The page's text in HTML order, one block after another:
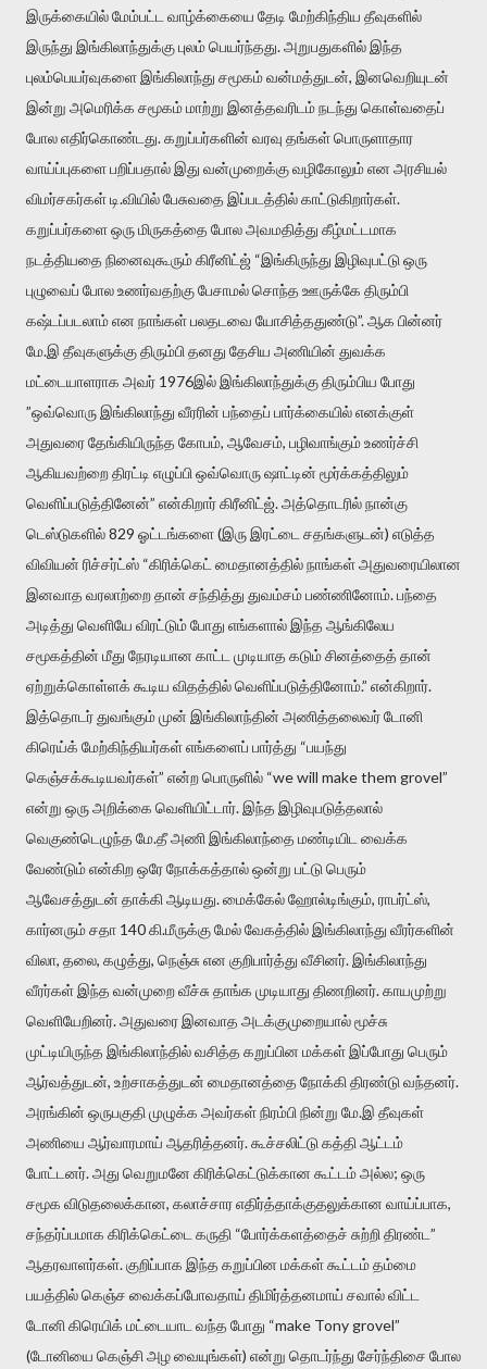
இருக்கையில் மேம்பட்ட வாழ்க்கையை தேடி மேற்கிந்திய தீவுகளில்
இருந்து இங்கிலாந்துக்கு புலம் பெயர்ந்தது. அறுபதுகளில் இந்த
புலம்பெயர்வுகளை இங்கிலாந்து சமூகம் வன்மத்துடன், இனவெறியுடன்
இன்று அமெரிக்க சமூகம் மாற்று இனத்தவரிடம் நடந்து கொள்வதைப்
போல எதிர்கொண்டது. கறுப்பர்களின் வரவு தங்கள் பொருளாதார
வாய்ப்புகளை பறிப்பதால் இது வன்முறைக்கு வழிகோலும் என அரசியல்
விமர்சகர்கள் டி.வியில் பேசுவதை இப்படத்தில் காட்டுகிறார்கள்.
கறுப்பர்களை ஒரு மிருகத்தை போல அவமதித்து கீழ்மட்டமாக
நடத்தியதை நினைவுகூரும் கிரீனிட்ஜ் “இங்கிருந்து இழிவுபட்டு ஒரு
புழுவைப் போல உணர்வதற்கு பேசாமல் சொந்த ஊருக்கே திரும்பி
கஷ்டப்படலாம் என நாங்கள் பலதடவை யோசித்ததுண்டு”. ஆக பின்னர்
மே.இ தீவுகளுக்கு திரும்பி தனது தேசிய அணியின் துவக்க
மட்டையாளராக அவர் 1976இல் இங்கிலாந்துக்கு திரும்பிய போது
”ஒவ்வொரு இங்கிலாந்து வீரரின் பந்தைப் பார்க்கையில் எனக்குள்
அதுவரை தேங்கியிருந்த கோபம், ஆவேசம், பழிவாங்கும் உணர்ச்சி
ஆகியவற்றை திரட்டி எழுப்பி ஒவ்வொரு ஷாட்டின் மூர்க்கத்திலும்
வெளிப்படுத்தினேன்” என்கிறார் கிரீனிட்ஜ். அத்தொடரில் நான்கு
டெஸ்டுகளில் 829 ஓட்டங்களை (இரு இரட்டை சதங்களுடன்) எடுத்த
விவியன் ரிச்சர்ட்ஸ் “கிரிக்கெட் மைதானத்தில் நாங்கள் அதுவரையிலான
இனவாத வரலாற்றை தான் சந்தித்து துவம்சம் பண்ணினோம். பந்தை
அடித்து வெளியே விரட்டும் போது எங்களால் இந்த ஆங்கிலேய
சமூகத்தின் மீது நேரடியான காட்ட முடியாத கடும் சினத்தைத் தான்
ஏற்றுக்கொள்ளக் கூடிய விதத்தில் வெளிப்படுத்தினோம்.” என்கிறார்.
இத்தொடர் துவங்கும் முன் இங்கிலாந்தின் அணித்தலைவர் டோனி
கிரெய்க் மேற்கிந்தியர்கள் எங்களைப் பார்த்து “பயந்து
கெஞ்சக்கூடியவர்கள்” என்ற பொருளில் “we will make them grovel”
என்று ஒரு அறிக்கை வெளியிட்டார். இந்த இழிவுபடுத்தலால்
வெகுண்டெழுந்த மே.தீ அணி இங்கிலாந்தை மண்டியிட வைக்க
வேண்டும் என்கிற ஒரே நோக்கத்தால் ஒன்று பட்டு பெரும்
ஆவேசத்துடன் தாக்கி ஆடியது. மைக்கேல் ஹோல்டிங்கும், ராபர்ட்ஸ்,
கார்னரும் சதா 140 கி.மீருக்கு மேல் வேகத்தில் இங்கிலாந்து வீரர்களின்
விலா, தலை, கழுத்து, நெஞ்சு என குறிபார்த்து வீசினர். இங்கிலாந்து
வீரர்கள் இந்த வன்முறை வீச்சு தாங்க முடியாது திணறினர். காயமுற்று
வெளியேறினர். அதுவரை இனவாத அடக்குமுறையால் மூச்சு
முட்டியிருந்த இங்கிலாந்தில் வசித்த கறுப்பின மக்கள் இப்போது பெரும்
ஆர்வத்துடன், உற்சாகத்துடன் மைதானத்தை நோக்கி திரண்டு வந்தனர்.
அரங்கின் ஒருபகுதி முழுக்க அவர்கள் நிரம்பி நின்று மே.இ தீவுகள்
அணியை ஆர்வாரமாய் ஆதரித்தனர். கூச்சலிட்டு கத்தி ஆட்டம்
போட்டனர். அது வெறுமனே கிரிக்கெட்டுக்கான கூட்டம் அல்ல; ஒரு
சமூக விடுதலைக்கான, கலாச்சார எதிர்த்தாக்குதலுக்கான வாய்ப்பாக,
சந்தர்ப்பமாக கிரிக்கெட்டை கருதி “போர்க்களத்தைச் சுற்றி திரண்ட”
ஆதரவாளர்கள். குறிப்பாக இந்த கறுப்பின மக்கள் கூட்டம் தம்மை
பயத்தில் கெஞ்ச வைக்கப்போவதாய் திமிர்த்தனமாய் சவால் விட்ட
டோனி கிரெயிக் மட்டையாட வந்த போது “make Tony grovel”
(டோனியை கெஞ்சி அழ வையுங்கள்) என்று தொடர்ந்து சேர்ந்திசை போல